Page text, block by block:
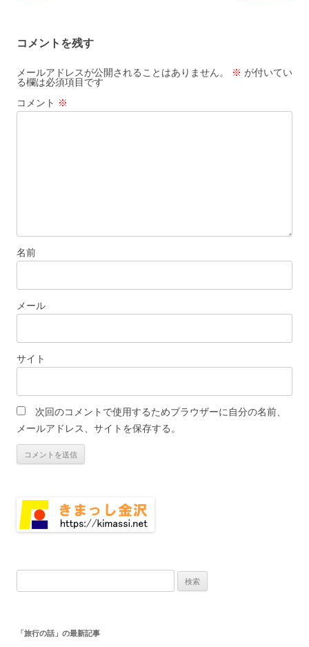
ゲ
ー
シ
ョ
コメントを残す
メールアドレスが公開されることはありません。 ※ が付いてい
る欄は必須項目です
コメント ※
名前
メール
サイト
次回のコメントで使用するためブラウザーに自分の名前、
メールアドレス、サイトを保存する。
索:
「旅行の話」の最新記事